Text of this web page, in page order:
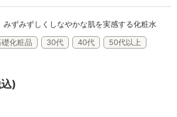
野の花グッズ
Lifest.(ライフェスト）
ずみずしくしなやかな肌を実感する化粧水
礎化粧品 30代 40代
50代以上
)